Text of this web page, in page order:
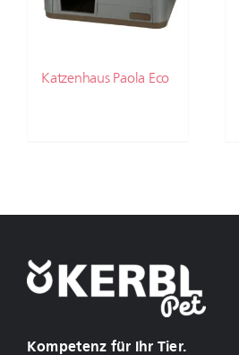
Katzenhaus Paola Eco
Kompetenz für Ihr Tier.